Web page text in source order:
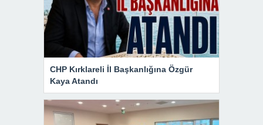
CHP Kırklareli İl Başkanlığına Özgür
Kaya Atandı